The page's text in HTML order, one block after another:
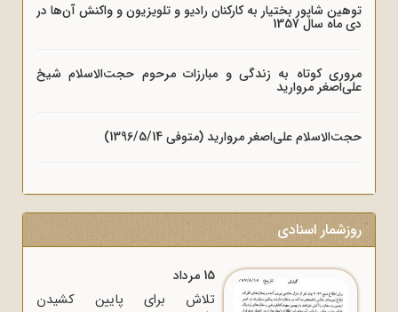
توهین شاپور بختیار به کارکنان رادیو و تلویزیون و واکنش آن‌ها در
دی ماه سال 1357
مروری کوتاه به زندگی و مبارزات مرحوم حجت‌الاسلام شیخ
علی‌اصغر مروارید
حجت‌الاسلام علی‌اصغر مروارید (متوفی 1396/5/14)
روزشمار اسنادی
15 مرداد
تلاش برای پایین کشیدن